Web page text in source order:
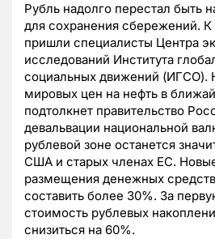
Рубль надолго перестал быть
для сохранения сбережений. К
пришли специалисты Центра
исследований Института
социальных движений (ИГСО).
мировых цен на нефть в
подтолкнет правительство
девальвации национальной
рублевой зоне останется
США и старых членах ЕС.
размещения денежных
составить более 30%. За
стоимость рублевых
снизиться на 60%.